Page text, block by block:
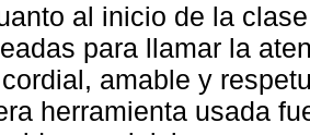
al inicio de la
para llamar la
amable y
herramienta usada